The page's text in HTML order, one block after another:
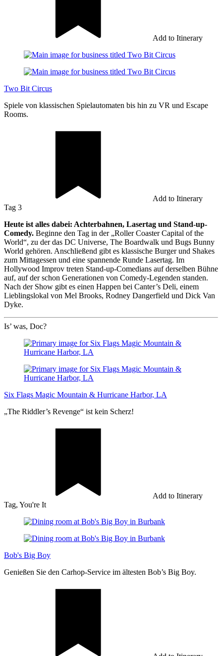
Add to Itinerary
Two Bit Circus
Spiele von klassischen Spielautomaten bis hin zu VR und Escape
Rooms.
Add to Itinerary
Tag 3
Heute ist alles dabei: Achterbahnen, Lasertag und Stand-up-
Comedy. Beginne den Tag in der „Roller Coaster Capital of the
World“, zu der das DC Universe, The Boardwalk und Bugs Bunny
World gehören. Anschließend gibt es klassische Burger und Shakes
zum Mittagessen und eine spannende Runde Lasertag. Im
Hollywood Improv treten Stand-up-Comedians auf derselben Bühne
auf, auf der schon Generationen von Comedy-Legenden standen.
Nach der Show gibt es einen Happen bei Canter’s Deli, einem
Lieblingslokal von Mel Brooks, Rodney Dangerfield und Dick Van
Dyke.
Is’ was, Doc?
Six Flags Magic Mountain & Hurricane Harbor, LA
„The Riddler’s Revenge“ ist kein Scherz!
Add to Itinerary
Tag, You're It
Bob's Big Boy
Genießen Sie den Carhop-Service im ältesten Bob’s Big Boy.